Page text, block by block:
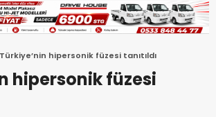
Türkiye’nin hipersonik füzesi tanıtıldı
hipersonik füzesi